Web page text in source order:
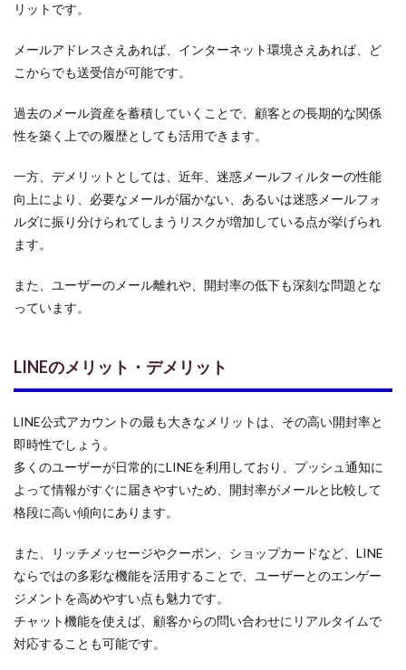
リットです。
メールアドレスさえあれば、インターネット環境さえあれば、ど
こからでも送受信が可能です。
過去のメール資産を蓄積していくことで、顧客との長期的な関係
性を築く上での履歴としても活用できます。
一方、デメリットとしては、近年、迷惑メールフィルターの性能
向上により、必要なメールが届かない、あるいは迷惑メールフォ
ルダに振り分けられてしまうリスクが増加している点が挙げられ
ます。
また、ユーザーのメール離れや、開封率の低下も深刻な問題とな
っています。
LINEのメリット・デメリット
LINE公式アカウントの最も大きなメリットは、その高い開封率と
即時性でしょう。
多くのユーザーが日常的にLINEを利用しており、プッシュ通知に
よって情報がすぐに届きやすいため、開封率がメールと比較して
格段に高い傾向にあります。
また、リッチメッセージやクーポン、ショップカードなど、LINE
ならではの多彩な機能を活用することで、ユーザーとのエンゲー
ジメントを高めやすい点も魅力です。
チャット機能を使えば、顧客からの問い合わせにリアルタイムで
対応することも可能です。